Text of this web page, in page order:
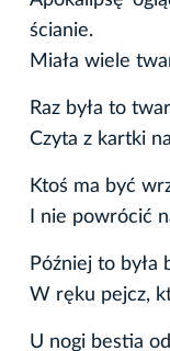
ścianie.
Miała wiele
Raz była to
Czyta z kartki
Ktoś ma być
I nie powrócić
Później to była
W ręku pejcz,
U nogi bestia